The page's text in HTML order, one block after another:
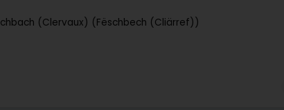
(Clervaux) (Fëschbech (Cliärref))